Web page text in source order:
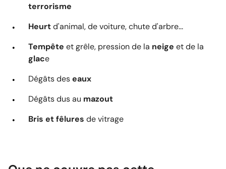
terrorisme
Heurtd'animal, de voiture, chute d'arbre...
Tempête et grêle, pression de la neige et de la
glace
Dégâts deseaux
Dégâts dus au mazout
Bris et fêlures de vitrage